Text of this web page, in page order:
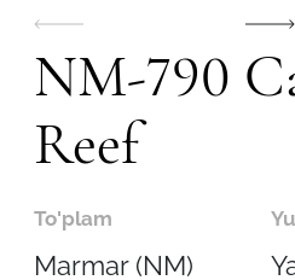
NM-790
Reef
To'plam
Marmar (NM)